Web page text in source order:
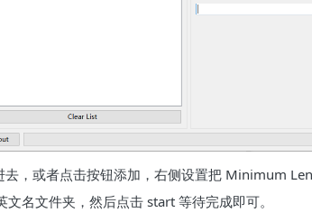
去，或者点击按钮添加，右侧设置把 Minimum
名文件夹，然后点击 start 等待完成即可。